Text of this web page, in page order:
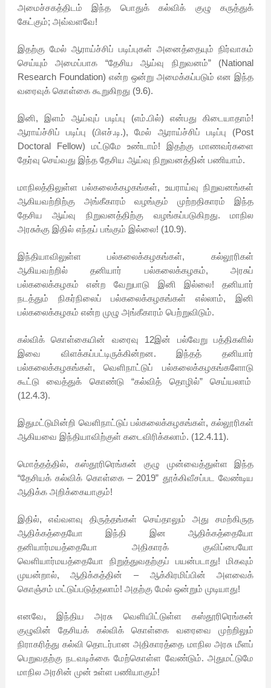
அமைச்சகத்திடம் இந்த பொதுக் கல்விக் குழு கருத்துக்
கேட்கும்; அவ்வளவே!
இதற்கு மேல் ஆராய்ச்சிப் படிப்புகள் அனைத்தையும் நிர்வாகம்
செய்யும் அமைப்பாக “தேசிய ஆய்வு நிறுவனம்” (National
Research Foundation) என்ற ஒன்று அமைக்கப்படும் என இந்த
வரைவுக் கொள்கை கூறுகிறது (9.6).
இனி, இளம் ஆய்வுப் படிப்பு (எம்.பில்) என்பது கிடையாதாம்!
ஆராய்ச்சிப் படிப்பு (பிஎச்.டி.), மேல் ஆராய்ச்சிப் படிப்பு (Post
Doctoral Fellow) மட்டுமே உண்டாம்! இதற்கு மாணவர்களை
தேர்வு செய்வது இந்த தேசிய ஆய்வு நிறுவனத்தின் பணியாம்.
மாநிலத்திலுள்ள பல்கலைக்கழகங்கள், உயராய்வு நிறுவனங்கள்
ஆகியவற்றிற்கு அங்கீகாரம் வழங்கும் முற்றதிகாரம் இந்த
தேசிய ஆய்வு நிறுவனத்திற்கு வழங்கப்படுகிறது. மாநில
அரசுக்கு இதில் எந்தப் பங்கும் இல்லை! (10.9).
இந்தியாவிலுள்ள பல்கலைக்கழகங்கள், கல்லூரிகள்
ஆகியவற்றில் தனியார் பல்கலைக்கழகம், அரசுப்
பல்கலைக்கழகம் என்ற வேறுபாடு இனி இல்லை! தனியார்
நடத்தும் நிகர்நிலைப் பல்கலைக்கழகங்கள் எல்லாம், இனி
பல்கலைக்கழகம் என்ற முழு அங்கீகாரம் பெற்றுவிடும்.
கல்விக் கொள்கையின் வரைவு 12இன் பல்வேறு பத்திகளில்
இவை விளக்கப்பட்டிருக்கின்றன. இந்தத் தனியார்
பல்கலைக்கழகங்கள், வெளிநாட்டுப் பல்கலைக்கழகங்களோடு
கூட்டு வைத்துக் கொண்டு “கல்வித் தொழில்” செய்யலாம்
(12.4.3).
இதுமட்டுமின்றி வெளிநாட்டுப் பல்கலைக்கழகங்கள், கல்லூரிகள்
ஆகியவை இந்தியாவிற்குள் கடைவிரிக்கலாம். (12.4.11).
மொத்தத்தில், கஸ்தூரிரெங்கன் குழு முன்வைத்துள்ள இந்த
“தேசியக் கல்விக் கொள்கை – 2019” தூக்கிவீசப்பட வேண்டிய
ஆதிக்க அறிக்கையாகும்!
இதில், எவ்வளவு திருத்தங்கள் செய்தாலும் அது சமற்கிருத
ஆதிக்கத்தையோ இந்தி இன ஆதிக்கத்தையோ
தனியார்மயத்தையோ அதிகாரக் குவிப்பையோ
வெளியார்மயத்தையோ நிறுத்துவதற்குப் பயன்படாது! மிகவும்
முயன்றால், ஆதிக்கத்தின் – ஆக்கிரமிப்பின் அளவைக்
கொஞ்சம் மட்டுப்படுத்தலாம்! அதற்கு மேல் ஒன்றும் முடியாது!
எனவே, இந்திய அரசு வெளியிட்டுள்ள கஸ்தூரிரெங்கன்
குழுவின் தேசியக் கல்விக் கொள்கை வரைவை முற்றிலும்
நிராகரித்து கல்வி தொடர்பான அதிகாரத்தை மாநில அரசு மீளப்
பெறுவதற்கு நடவடிக்கை மேற்கொள்ள வேண்டும். அதுமட்டுமே
மாநில அரசின் முன் உள்ள பணியாகும்!